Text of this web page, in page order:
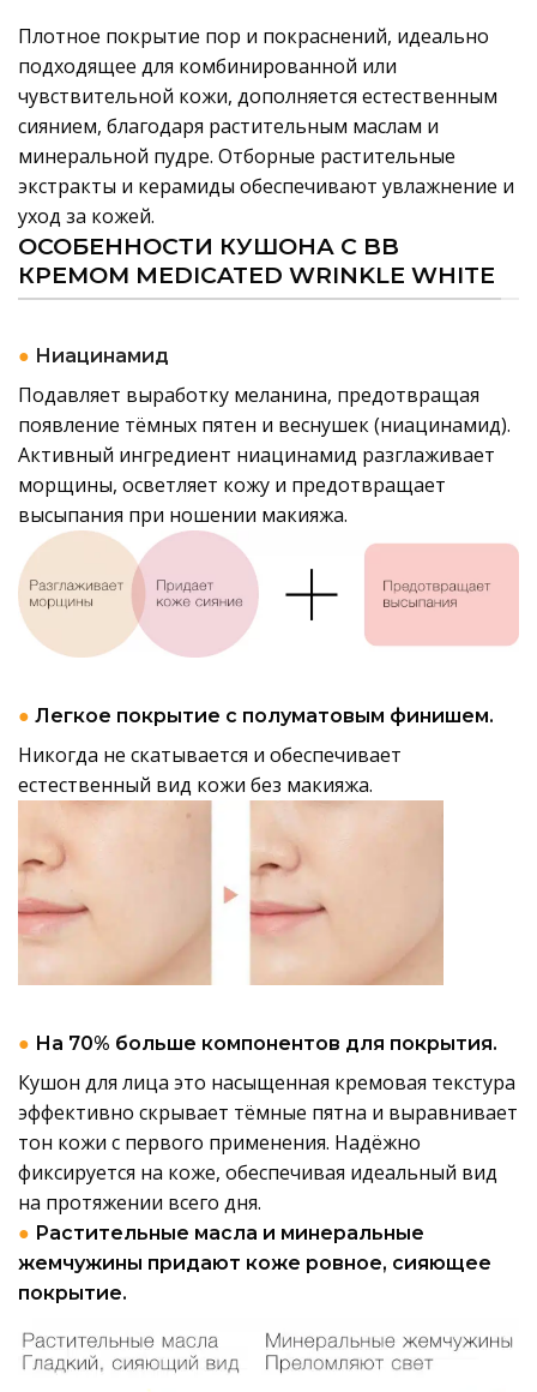
Плотное покрытие пор и покраснений, идеально
подходящее для комбинированной или
чувствительной кожи, дополняется естественным
сиянием, благодаря растительным маслам и
минеральной пудре. Отборные растительные
экстракты и керамиды обеспечивают увлажнение и
уход за кожей.
ОСОБЕННОСТИ КУШОНА C BB
КРЕМОМ MEDICATED WRINKLE WHITE
● Ниацинамид
Подавляет выработку меланина, предотвращая
появление тёмных пятен и веснушек (ниацинамид).
Активный ингредиент ниацинамид разглаживает
морщины, осветляет кожу и предотвращает
высыпания при ношении макияжа.
● Легкое покрытие с полуматовым финишем.
Никогда не скатывается и обеспечивает
естественный вид кожи без макияжа.
● На 70% больше компонентов для покрытия.
Кушон для лица это насыщенная кремовая текстура
эффективно скрывает тёмные пятна и выравнивает
тон кожи с первого применения. Надёжно
фиксируется на коже, обеспечивая идеальный вид
на протяжении всего дня.
● Растительные масла и минеральные
жемчужины придают коже ровное, сияющее
покрытие.